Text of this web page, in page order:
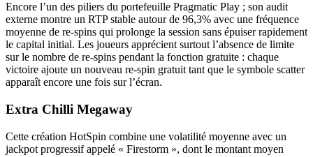
Encore l’un des piliers du portefeuille Pragmatic Play ; son audit
externe montre un RTP stable autour de 96,3% avec une fréquence
moyenne de re‑spins qui prolonge la session sans épuiser rapidement
le capital initial. Les joueurs apprécient surtout l’absence de limite
sur le nombre de re‑spins pendant la fonction gratuite : chaque
victoire ajoute un nouveau re‑spin gratuit tant que le symbole scatter
apparaît encore une fois sur l’écran.
Extra Chilli Megaway
Cette création HotSpin combine une volatilité moyenne avec un
jackpot progressif appelé « Firestorm », dont le montant moyen